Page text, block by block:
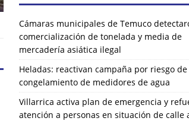
Cámaras municipales de Temuco
comercialización de tonelada y media de
mercadería asiática ilegal
Heladas: reactivan campaña por riesgo de
congelamiento de medidores de agua
Villarrica activa plan de emergencia y
atención a personas en situación de calle